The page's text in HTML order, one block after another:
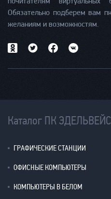
почитателям виртуальных
Обязательно подберем вам
желаниям и возможностям.
Каталог ПК ЭДЕЛЬВЕЙС
ГРАФИЧЕСКИЕ СТАНЦИИ
ОФИСНЫЕ КОМПЬЮТЕРЫ
КОМПЬЮТЕРЫ В БЕЛОМ